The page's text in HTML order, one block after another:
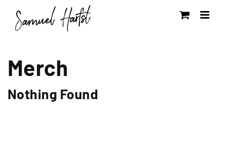
Inhalt
Merch
Nothing Found